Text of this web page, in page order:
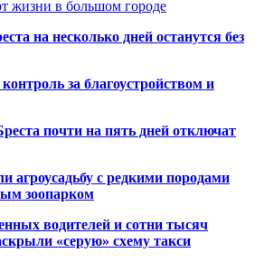
жизни в большом городе
на несколько дней останутся без
за благоустройством и
почти на пять дней отключат
агроусадьбу с редкими породами
зоопарком
водителей и сотни тысяч
«серую» схему такси